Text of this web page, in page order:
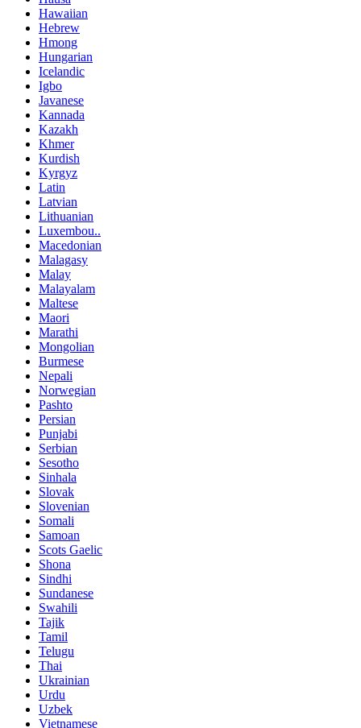
Hawaiian
Hebrew
Hmong
Hungarian
Icelandic
Igbo
Javanese
Kannada
Kazakh
Khmer
Kurdish
Kyrgyz
Latin
Latvian
Lithuanian
Luxembou..
Macedonian
Malagasy
Malay
Malayalam
Maltese
Maori
Marathi
Mongolian
Burmese
Nepali
Norwegian
Pashto
Persian
Punjabi
Serbian
Sesotho
Sinhala
Slovak
Slovenian
Somali
Samoan
Scots Gaelic
Shona
Sindhi
Sundanese
Swahili
Tajik
Tamil
Telugu
Thai
Ukrainian
Urdu
Uzbek
Vietnamese